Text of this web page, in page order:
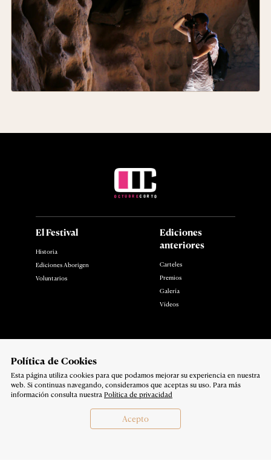
Polí­tica de Cookies
Esta página utiliza cookies para que podamos mejorar su experiencia en nuestra
web. Si continuas navegando, consideramos que aceptas su uso. Para más
información consulta nuestra Política de privacidad
Acepto
El Festival
Historia
Ediciones Aborigen
Voluntarios
Ediciones
anteriores
Carteles
Premios
Galería
Vídeos
Política de privacidad
Copyright 2026
Síguenos en: